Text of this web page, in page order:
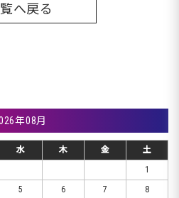
へ戻る
年08月
水 木 金
土
1
5 6 7
8